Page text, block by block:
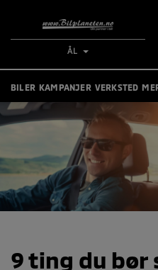
ÅL
BILER KAMPANJER VERKSTED
TIPS OG RÅD
BESTILL VERKSTEDTIME
MIN BIL
9 ting du bør